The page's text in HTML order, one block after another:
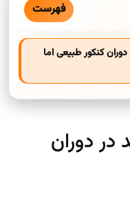
فهرست
کنکور طبیعی اما
در دوران